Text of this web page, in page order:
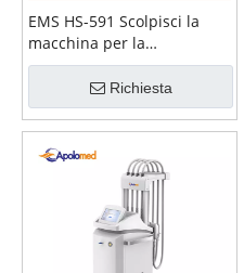
EMS HS-591 Scolpisci la
macchina per la
costruzione dei muscoli
Richiesta